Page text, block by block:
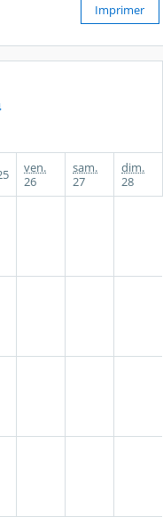
Imprimer
ven.
26
sam.
27
dim.
28